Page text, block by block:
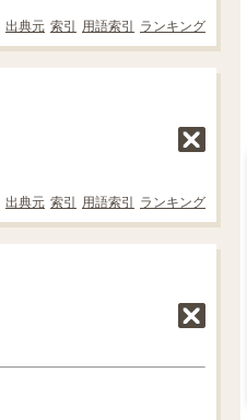
出典元 索引 用語索引 ランキング
出典元 索引 用語索引 ランキング